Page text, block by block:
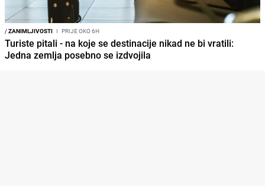
/ZANIMLJIVOSTI I PRIJE OKO 6H
Turiste pitali - na koje se destinacije nikad ne bi vratili:
Jedna zemlja posebno se izdvojila